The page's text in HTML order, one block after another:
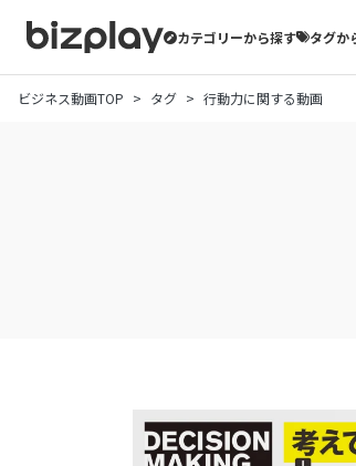
カテゴリーから探す タグか
ビジネス動画TOP タグ 行動力に関する動画